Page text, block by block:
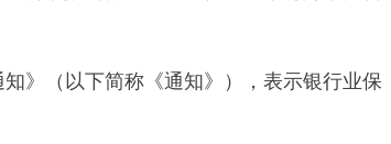
》（以下简称《通知》），表示银行业保